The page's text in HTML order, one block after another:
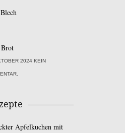
Brot
2024 KEIN
Apfelkuchen mit